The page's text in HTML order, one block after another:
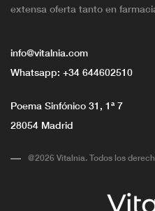
extensa oferta tanto en
info@vitalnia.com
Whatsapp: +34 644602510
Poema Sinfónico 31, 1ª 7
28054 Madrid
@2026 Vitalnia. Todos los